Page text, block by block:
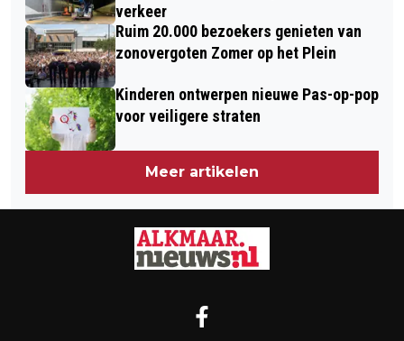
verkeer
Ruim 20.000 bezoekers genieten van
zonovergoten Zomer op het Plein
Kinderen ontwerpen nieuwe Pas-op-pop
voor veiligere straten
Meer artikelen